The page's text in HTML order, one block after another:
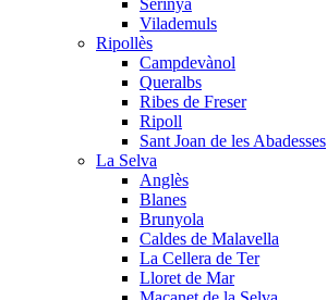
Serinyà
Vilademuls
Ripollès
Campdevànol
Queralbs
Ribes de Freser
Ripoll
Sant Joan de les Abadesses
La Selva
Anglès
Blanes
Brunyola
Caldes de Malavella
La Cellera de Ter
Lloret de Mar